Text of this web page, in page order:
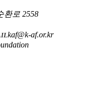
환로 2558
kaf@k-af.or.kr